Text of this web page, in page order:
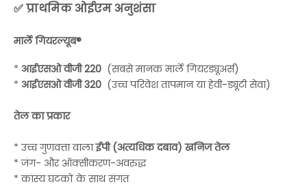
✅ प्राथमिक ओईएम अनुशंसा
मार्ले गियरल्यूब®
* आईएसओ वीजी 220 (सबसे मानक मार्ले गियरड्यूअर्स)
* आईएसओ वीजी 320 (उच्च परिवेश तापमान या हेवी-ड्यूटी सेवा)
तेल का प्रकार
* उच्च गुणवत्ता वालाईपी (अत्यधिक दबाव) खनिज तेल
* जंग- और ऑक्सीकरण-अवरुद्ध
* कांस्य घटकों के साथ संगत